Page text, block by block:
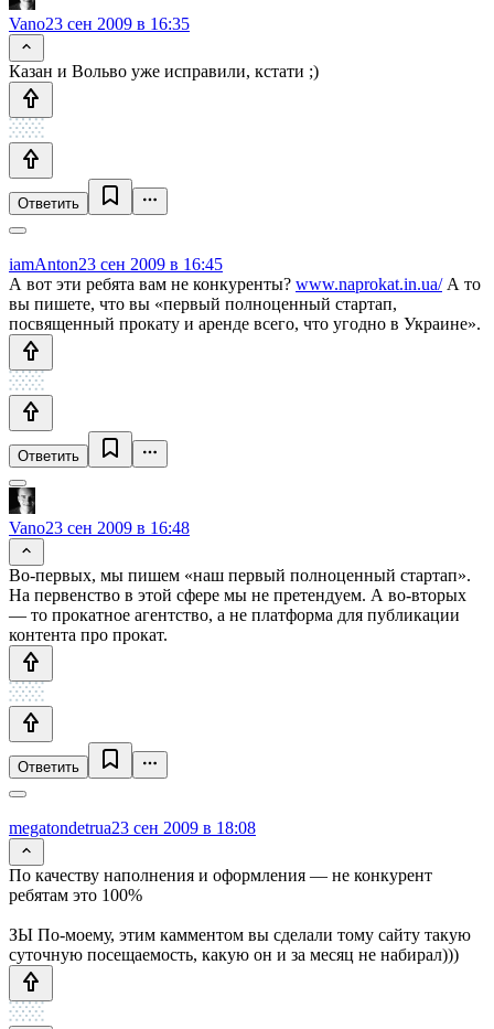
Vano23 сен 2009 в 16:35
Казан и Вольво уже исправили, кстати ;)
Ответить
iamAnton23 сен 2009 в 16:45
А вот эти ребята вам не конкуренты? www.naprokat.in.ua/А то
вы пишете, что вы «первый полноценный стартап,
посвященный прокату и аренде всего, что угодно в Украине».
Ответить
Vano23 сен 2009 в 16:48
Во-первых, мы пишем «наш первый полноценный стартап».
На первенство в этой сфере мы не претендуем. А во-вторых
— то прокатное агентство, а не платформа для публикации
контента про прокат.
Ответить
megatondetrua23 сен 2009 в 18:08
По качеству наполнения и оформления — не конкурент
ребятам это 100%
ЗЫ По-моему, этим камментом вы сделали тому сайту такую
суточную посещаемость, какую он и за месяц не набирал)))